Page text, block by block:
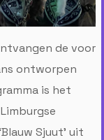
de voor
ontworpen
is het
Sjuut’ uit